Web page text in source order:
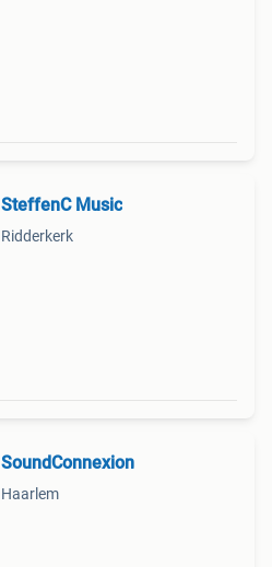
SteffenC Music
Ridderkerk
SoundConnexion
Haarlem